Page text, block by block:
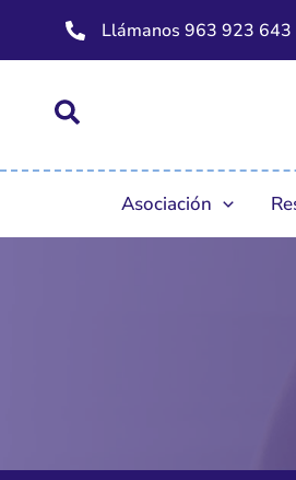
Llámanos 963 923 643
Asociación